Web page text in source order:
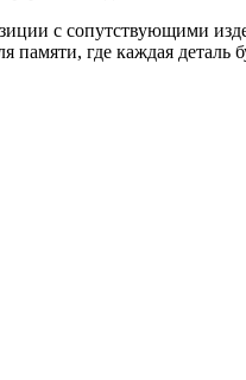
с сопутствующими
памяти, где каждая